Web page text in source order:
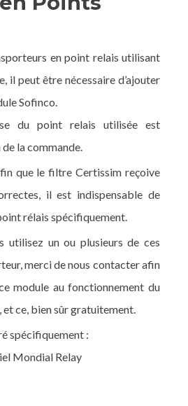
en point relais utilisant
il peut être nécessaire d’ajouter
Sofinco.
du point relais utilisée est
la commande.
que le filtre Certissim reçoive
il est indispensable de
rélais spécifiquement.
utilisez un ou plusieurs de ces
merci de nous contacter afin
module au fonctionnement du
ce, bien sûr gratuitement.
spécifiquement :
Mondial Relay